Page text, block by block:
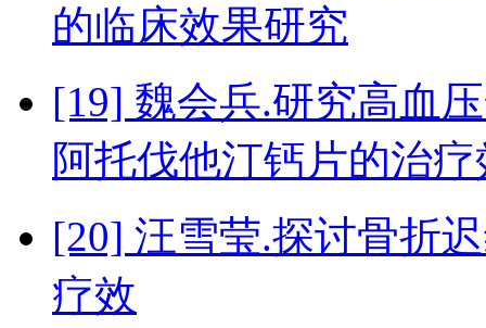
的临床效果研究
[19] 魏会兵.研究高血
阿托伐他汀钙片的治
[20] 汪雪莹.探讨骨折
疗效